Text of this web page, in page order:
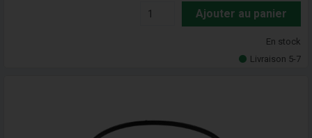
Ajouter au panier
En stock
Livraison 5-7